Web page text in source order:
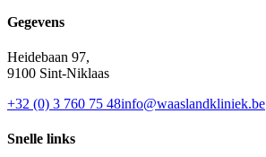
Gegevens
Heidebaan 97,
9100 Sint-Niklaas
+32 (0) 3 760 75 48info@waaslandkliniek.be
Snelle links